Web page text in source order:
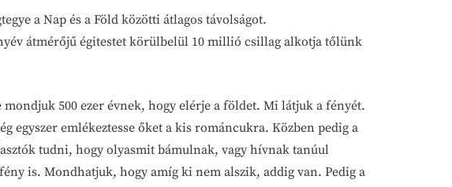
a Nap és a Föld közötti átlagos távolságot.
átmérőjű égitestet körülbelül 10 millió csillag alkotja tőlünk
500 ezer évnek, hogy elérje a földet. Mi látjuk a fényét.
egyszer emlékeztesse őket a kis románcukra. Közben pedig a
tudni, hogy olyasmit bámulnak, vagy hívnak tanúul
is. Mondhatjuk, hogy amíg ki nem alszik, addig van. Pedig a